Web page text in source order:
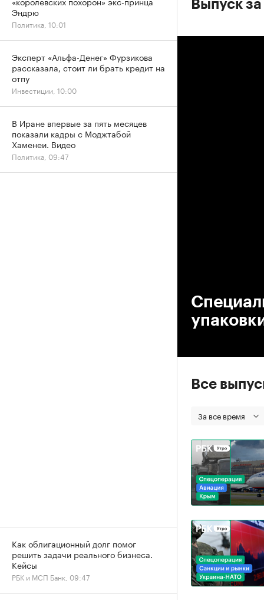
Выпуск
Все
За все время
Эндрю
Политика, 10:01
Эксперт «Альфа-Денег» Фурзикова
рассказала, стоит ли брать кредит на
отпу
Инвестиции, 10:00
В Иране впервые за пять месяцев
показали кадры с Моджтабой
Хаменеи. Видео
Политика, 09:47
Как облигационный долг помог
решить задачи реального бизнеса.
Кейсы
РБК и МСП Банк, 09:47